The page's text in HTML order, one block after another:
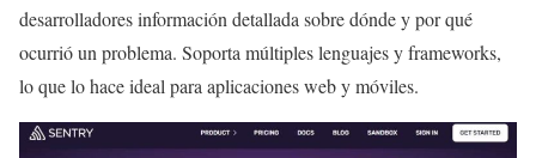
desarrolladores información detallada sobre dónde y por qué
ocurrió un problema. Soporta múltiples lenguajes y frameworks,
lo que lo hace ideal para aplicaciones web y móviles.